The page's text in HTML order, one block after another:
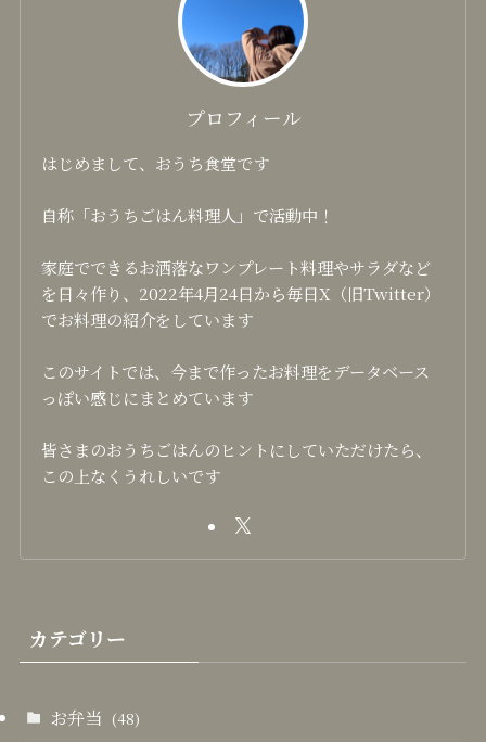
プロフィール
はじめまして、おうち食堂です
自称「おうちごはん料理人」で活動中！
家庭でできるお洒落なワンプレート料理やサラダなど
を日々作り、2022年4月24日から毎日X（旧Twitter）
でお料理の紹介をしています
このサイトでは、今まで作ったお料理をデータベース
っぽい感じにまとめています
皆さまのおうちごはんのヒントにしていただけたら、
この上なくうれしいです
カテゴリー
お弁当 (48)